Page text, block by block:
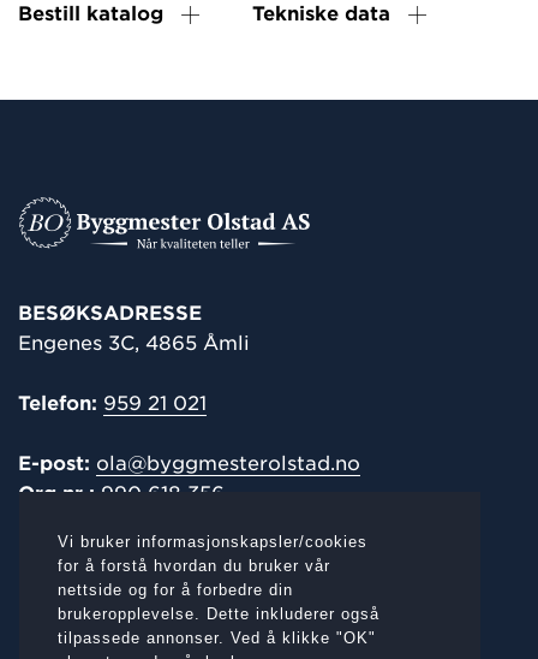
Vi bruker informasjonskapsler/cookies
for å forstå hvordan du bruker vår
nettside og for å forbedre din
brukeropplevelse. Dette inkluderer også
tilpassede annonser. Ved å klikke "OK"
Bestill katalog Tekniske data
BESØKSADRESSE
Engenes 3C, 4865 Åmli
Telefon: 959 21 021
E-post: ola@byggmesterolstad.no
Org.nr.: 990 618 356
POST-/FAKTURAADRESSE
Engenes 3C, 4865 Åmli